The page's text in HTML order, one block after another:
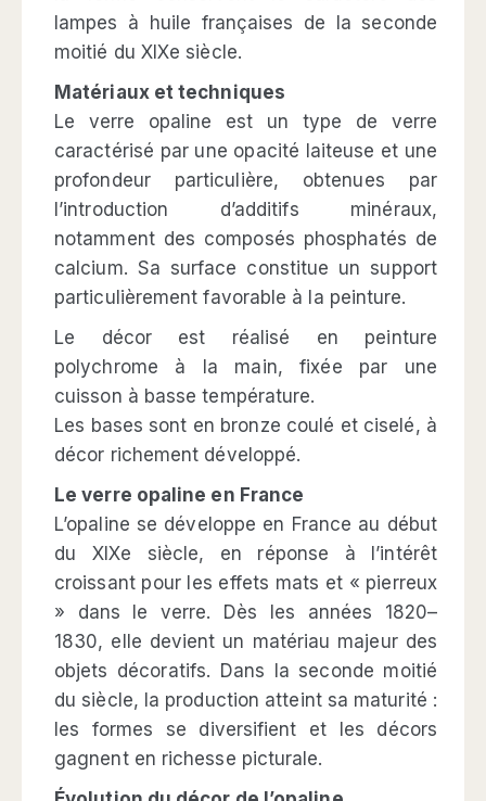
lampes à huile françaises de la seconde
moitié du XIXe siècle.
Matériaux et techniques
Le verre opaline est un type de verre
caractérisé par une opacité laiteuse et une
profondeur particulière, obtenues par
l’introduction d’additifs minéraux,
notamment des composés phosphatés de
calcium. Sa surface constitue un support
particulièrement favorable à la peinture.
Le décor est réalisé en peinture
polychrome à la main, fixée par une
cuisson à basse température.
Les bases sont en bronze coulé et ciselé, à
décor richement développé.
Le verre opaline en France
L’opaline se développe en France au début
du XIXe siècle, en réponse à l’intérêt
croissant pour les effets mats et « pierreux
» dans le verre. Dès les années 1820–
1830, elle devient un matériau majeur des
objets décoratifs. Dans la seconde moitié
du siècle, la production atteint sa maturité :
les formes se diversifient et les décors
gagnent en richesse picturale.